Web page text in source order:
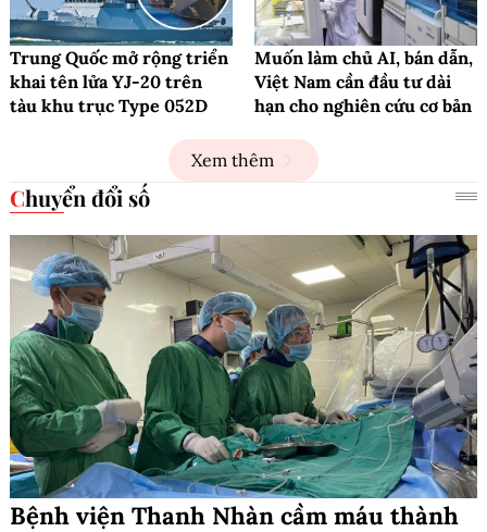
Trung Quốc mở rộng triển
khai tên lửa YJ-20 trên
tàu khu trục Type 052D
Muốn làm chủ AI, bán dẫn,
Việt Nam cần đầu tư dài
hạn cho nghiên cứu cơ bản
Xem thêm
Chuyển đổi số
Bệnh viện Thanh Nhàn cầm máu thành